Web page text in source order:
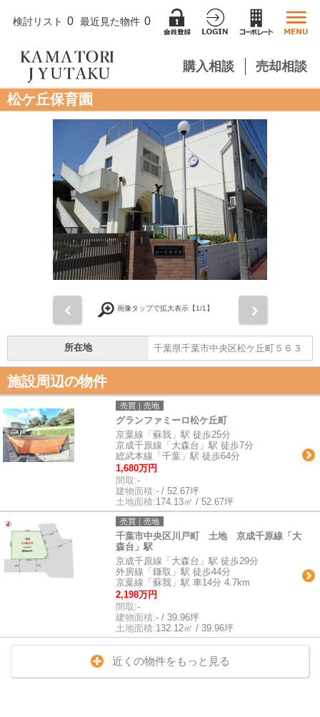
検討リスト 0 最近見た物件 0
購入相談 売却相談
松ケ丘保育園
画像タップで拡大表示【1/1】
所在地 千葉県千葉市中央区松ケ丘町５６３
施設周辺の物件
売買｜売地
グランファミーロ松ケ丘町
京葉線「蘇我」駅 徒歩25分
京成千原線「大森台」駅 徒歩7分
総武本線「千葉」駅 徒歩64分
1,680万円
間取:-
建物面積:- / 52.67坪
土地面積:174.13㎡ / 52.67坪
売買｜売地
千葉市中央区川戸町 土地 京成千原線「大
森台」駅
京成千原線「大森台」駅 徒歩29分
外房線「鎌取」駅 徒歩44分
京葉線「蘇我」駅 車14分 4.7km
2,198万円
間取:-
建物面積:- / 39.96坪
土地面積:132.12㎡ / 39.96坪
近くの物件をもっと見る